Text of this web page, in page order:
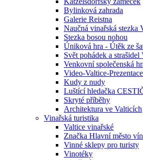
Bylinková zahrada
Galerie Reistna
Naučná vinařská stezka
Stezka bosou nohou
Úniková hra - Útěk ze
Svět pohádek a strašidel
Venkovní společenská
Video-Valtice-
Kudy z nudy
Luštící hledačka
Skryté příběhy
Architektura ve Valticích
Vinařská turistika
Valtice vinařské
Značka Hlavní město
Vinné sklepy pro turisty
Vinotéky